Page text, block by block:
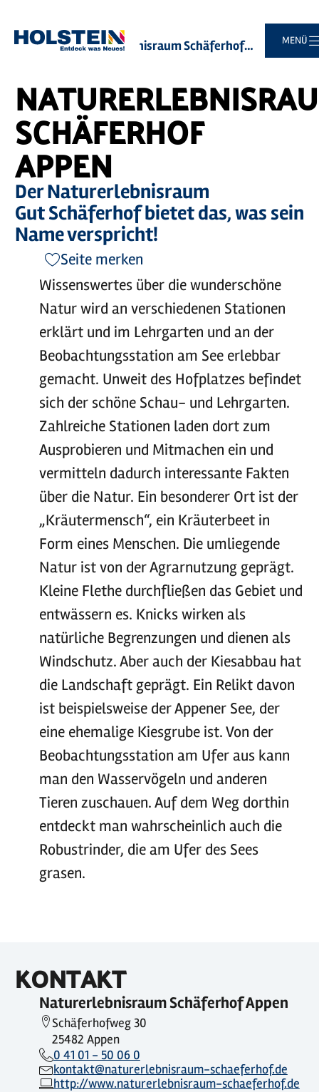
Hauptinhalt
Suche
Navigation
Footer
MENÜ
Sie
Startseite Naturerlebnisraum Schäferhof Appen
SCHÄFERHOF
APPEN
Der Naturerlebnisraum
Gut Schäferhof bietet das, was sein
Name verspricht!
Seite merken
Wissenswertes über die wunderschöne
Natur wird an verschiedenen Stationen
erklärt und im Lehrgarten und an der
Beobachtungsstation am See erlebbar
gemacht. Unweit des Hofplatzes befindet
sich der schöne Schau- und Lehrgarten.
Zahlreiche Stationen laden dort zum
Ausprobieren und Mitmachen ein und
vermitteln dadurch interessante Fakten
über die Natur. Ein besonderer Ort ist der
„Kräutermensch“, ein Kräuterbeet in
Form eines Menschen. Die umliegende
Natur ist von der Agrarnutzung geprägt.
Kleine Flethe durchfließen das Gebiet und
entwässern es. Knicks wirken als
natürliche Begrenzungen und dienen als
Windschutz. Aber auch der Kiesabbau hat
die Landschaft geprägt. Ein Relikt davon
ist beispielsweise der Appener See, der
eine ehemalige Kiesgrube ist. Von der
Beobachtungsstation am Ufer aus kann
man den Wasservögeln und anderen
Tieren zuschauen. Auf dem Weg dorthin
entdeckt man wahrscheinlich auch die
Robustrinder, die am Ufer des Sees
grasen.
KONTAKT
Naturerlebnisraum Schäferhof Appen
Schäferhofweg 30
25482 Appen
0 41 01 - 50 06 0
kontakt@naturerlebnisraum-schaeferhof.de
http://www.naturerlebnisraum-schaeferhof.de